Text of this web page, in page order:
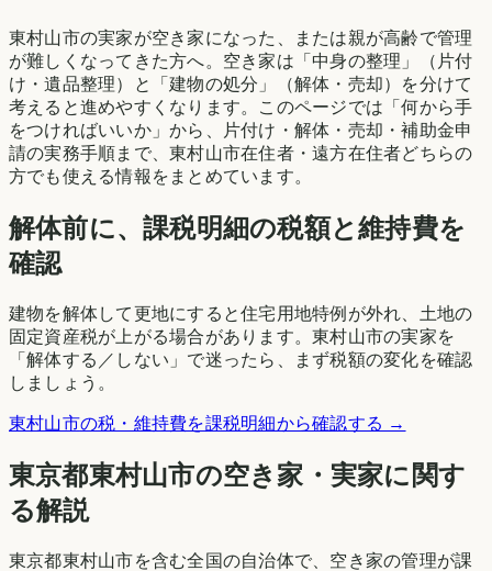
東村山市の実家が空き家になった、または親が高齢で管理
が難しくなってきた方へ。空き家は「中身の整理」（片付
け・遺品整理）と「建物の処分」（解体・売却）を分けて
考えると進めやすくなります。このページでは「何から手
をつければいいか」から、片付け・解体・売却・補助金申
請の実務手順まで、東村山市在住者・遠方在住者どちらの
方でも使える情報をまとめています。
解体前に、課税明細の税額と維持費を
確認
建物を解体して更地にすると住宅用地特例が外れ、土地の
固定資産税が上がる場合があります。東村山市の実家を
「解体する／しない」で迷ったら、まず税額の変化を確認
しましょう。
東村山市の税・維持費を課税明細から確認する →
東京都東村山市の空き家・実家に関す
る解説
東京都東村山市を含む全国の自治体で、空き家の管理が課